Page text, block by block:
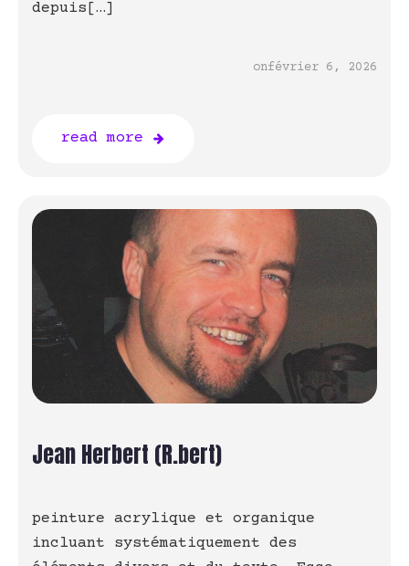
depuis[…]
onfévrier 6, 2026
read more
Jean Herbert (R.bert)
peinture acrylique et organique
incluant systématiquement des